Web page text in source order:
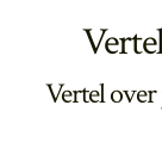
Vertel